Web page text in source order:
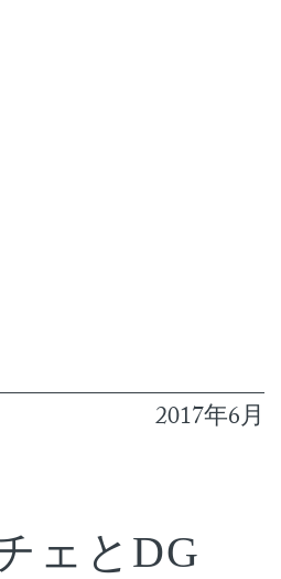
ェとDG
2017年6月